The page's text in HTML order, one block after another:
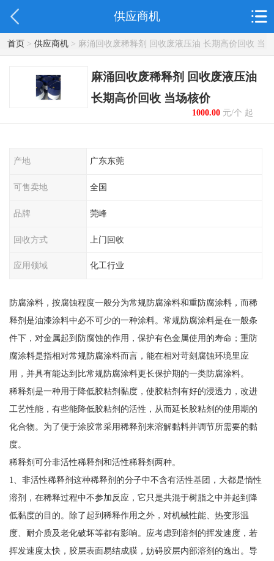
供应商机
首页> 供应商机> 麻涌回收废稀释剂 回收废液压油 长期高价回收 当
场核价
麻涌回收废稀释剂 回收废液压油
长期高价回收 当场核价
1000.00元/个 起
产地 广东东莞
可售卖地 全国
品牌 莞峰
回收方式 上门回收
应用领域 化工行业
防腐涂料，按腐蚀程度一般分为常规防腐涂料和重防腐涂料，而稀
释剂是油漆涂料中必不可少的一种涂料。常规防腐涂料是在一般条
件下，对金属起到防腐蚀的作用，保护有色金属使用的寿命；重防
腐涂料是指相对常规防腐涂料而言，能在相对苛刻腐蚀环境里应
用，并具有能达到比常规防腐涂料更长保护期的一类防腐涂料。
稀释剂是一种用于降低胶粘剂黏度，使胶粘剂有好的浸透力，改进
工艺性能，有些能降低胶粘剂的活性，从而延长胶粘剂的使用期的
化合物。为了便于涂胶常采用稀释剂来溶解黏料并调节所需要的黏
度。
稀释剂可分非活性稀释剂和活性稀释剂两种。
1、非活性稀释剂这种稀释剂的分子中不含有活性基团，大都是惰性
溶剂，在稀释过程中不参加反应，它只是共混于树脂之中并起到降
低黏度的目的。除了起到稀释作用之外，对机械性能、热变形温
度、耐介质及老化破坏等都有影响。应考虑到溶剂的挥发速度，若
挥发速度太快，胶层表面易结成膜，妨碍胶层内部溶剂的逸出。导